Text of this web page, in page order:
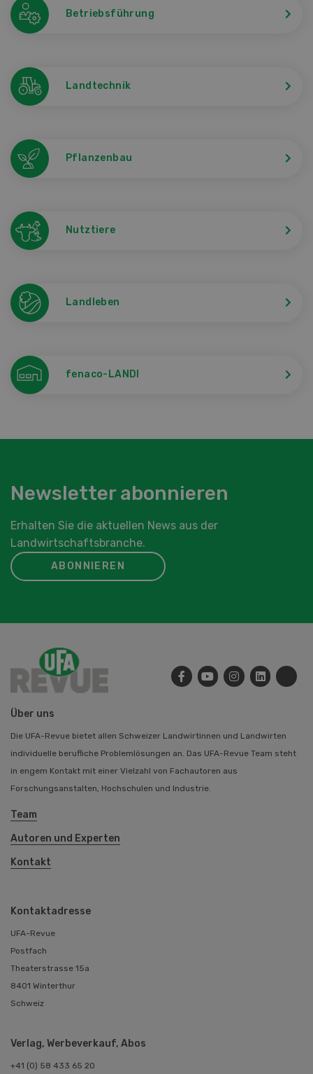
Betriebsführung
Landtechnik
Pflanzenbau
Nutztiere
Landleben
fenaco-LANDI
Newsletter abonnieren
Erhalten Sie die aktuellen News aus der
Landwirtschaftsbranche.
ABONNIEREN
Über uns
Die UFA-Revue bietet allen Schweizer Landwirtinnen und Landwirten
individuelle berufliche Problemlösungen an. Das UFA-Revue Team steht
in engem Kontakt mit einer Vielzahl von Fachautoren aus
Forschungsanstalten, Hochschulen und Industrie.
Team
Autoren und Experten
Kontakt
Kontaktadresse
UFA-Revue
Postfach
Theaterstrasse 15a
8401 Winterthur
Schweiz
Verlag, Werbeverkauf, Abos
+41 (0) 58 433 65 20